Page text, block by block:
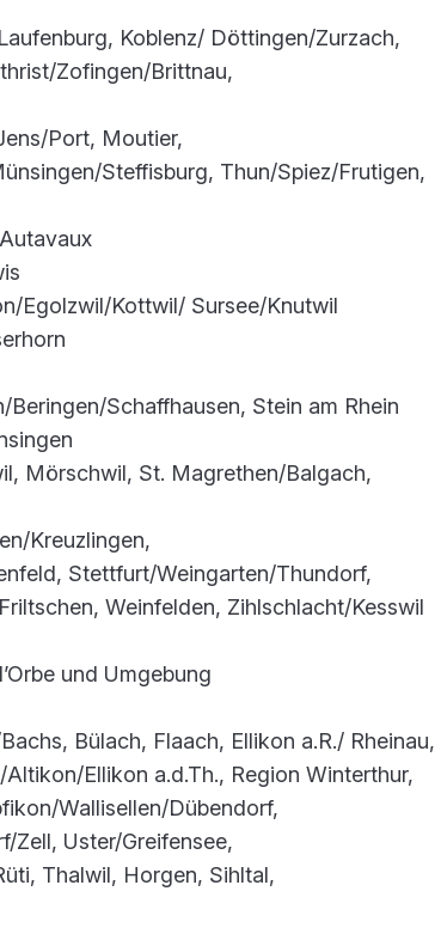
Koblenz/ Döttingen/Zurzach,
Zofingen/Brittnau,
Port, Moutier,
Steffisburg, Thun/Spiez/Frutigen,
Egolzwil/Kottwil/ Sursee/Knutwil
Schaffhausen, Stein am Rhein
Mörschwil, St. Magrethen/Balgach,
Kreuzlingen,
Stettfurt/Weingarten/Thundorf,
Weinfelden, Zihlschlacht/Kesswil
und Umgebung
Bülach, Flaach, Ellikon a.R./ Rheinau,
Ellikon a.d.Th., Region Winterthur,
Wallisellen/Dübendorf,
Zell, Uster/Greifensee,
Thalwil, Horgen, Sihltal,